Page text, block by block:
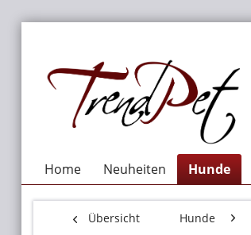
Home Neuheiten Hunde
Übersicht Hunde